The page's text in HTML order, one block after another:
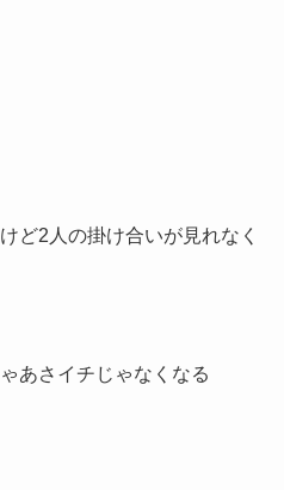
ど2人の掛け合いが見れなく
あさイチじゃなくなる